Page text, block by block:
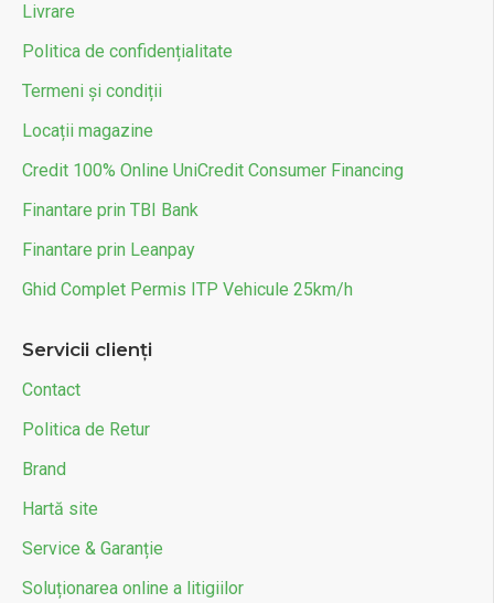
Livrare
Politica de confidențialitate
Termeni și condiții
Locații magazine
Credit 100% Online UniCredit Consumer Financing
Finantare prin TBI Bank
Finantare prin Leanpay
Ghid Complet Permis ITP Vehicule 25km/h
Servicii clienți
Contact
Politica de Retur
Brand
Hartă site
Service & Garanție
Soluționarea online a litigiilor